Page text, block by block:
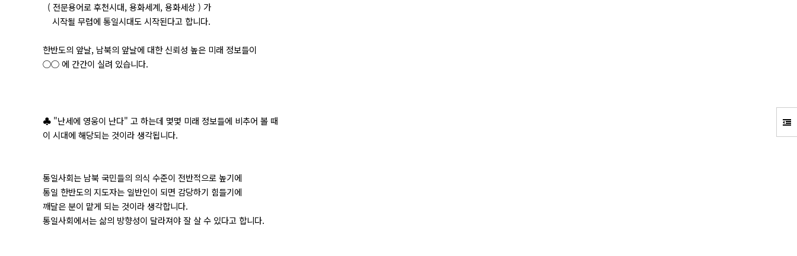
( 전문용어로 후천시대, 용화세계, 용화세상 ) 가
시작될 무렵에 통일시대도 시작된다고 합니다.
한반도의 앞날, 남북의 앞날에 대한 신뢰성 높은 미래 정보들이
○○ 에 간간이 실려 있습니다.
♣ "난세에 영웅이 난다" 고 하는데 몇몇 미래 정보들에 비추어 볼 때
이 시대에 해당되는 것이라 생각됩니다.
통일사회는 남북 국민들의 의식 수준이 전반적으로 높기에
통일 한반도의 지도자는 일반인이 되면 감당하기 힘들기에
깨달은 분이 맡게 되는 것이라 생각합니다.
통일사회에서는 삶의 방향성이 달라져야 잘 살 수 있다고 합니다.